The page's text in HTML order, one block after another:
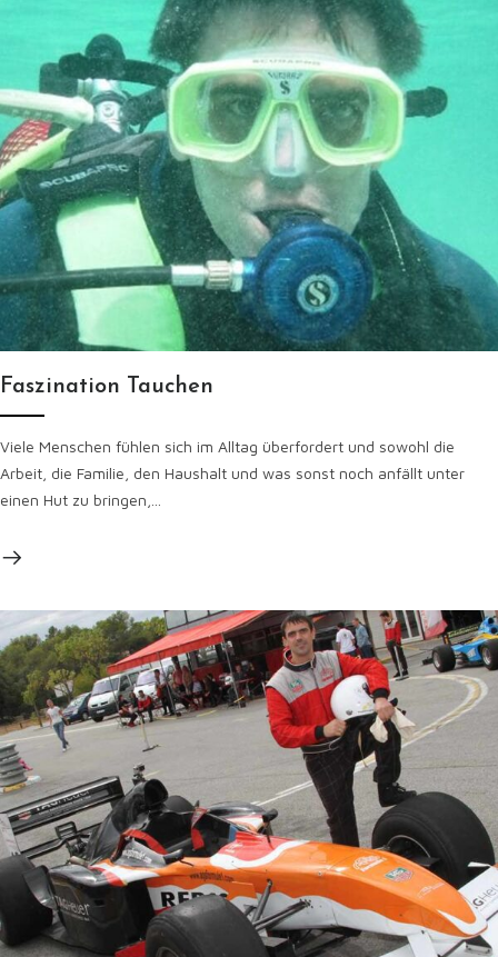
Faszination Tauchen
Viele Menschen fühlen sich im Alltag überfordert und sowohl die
Arbeit, die Familie, den Haushalt und was sonst noch anfällt unter
einen Hut zu bringen,...